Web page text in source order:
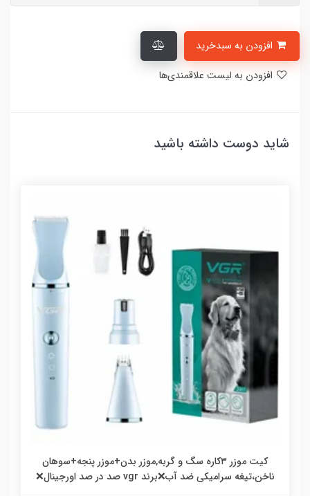
شاید دوست داشته باشید
کیت موزر ۳کاره سگ و گربه,موزر بدن+موزر پنجه+سوهان
ناخن،تیغه سرامیکی ضد آب❌برند vgr صد در صد اورجینال❌